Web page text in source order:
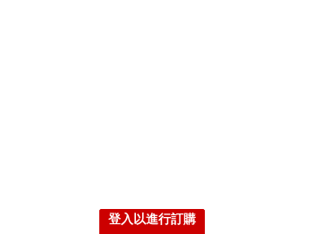
登入以進行訂購